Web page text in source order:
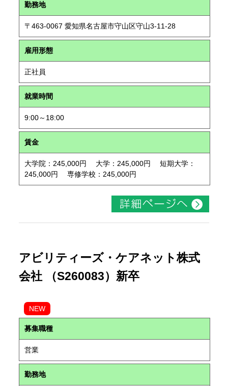
勤務地
〒463-0067 愛知県名古屋市守山区守山3-11-28
雇用形態
正社員
就業時間
9:00～18:00
賃金
大学院：245,000円 大学：245,000円 短期大学：
245,000円 専修学校：245,000円
アビリティーズ・ケアネット株式
会社 （S260083）新卒
NEW
募集職種
営業
勤務地